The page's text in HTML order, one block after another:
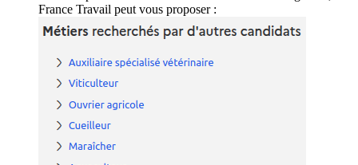
France Travail peut vous proposer :